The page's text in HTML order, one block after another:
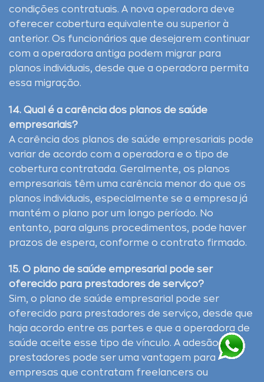
condições contratuais. A nova operadora deve
oferecer cobertura equivalente ou superior à
anterior. Os funcionários que desejarem continuar
com a operadora antiga podem migrar para
planos individuais, desde que a operadora permita
essa migração.
14. Qual é a carência dos planos de saúde
empresariais?
A carência dos planos de saúde empresariais pode
variar de acordo com a operadora e o tipo de
cobertura contratada. Geralmente, os planos
empresariais têm uma carência menor do que os
planos individuais, especialmente se a empresa já
mantém o plano por um longo período. No
entanto, para alguns procedimentos, pode haver
prazos de espera, conforme o contrato firmado.
15. O plano de saúde empresarial pode ser
oferecido para prestadores de serviço?
Sim, o plano de saúde empresarial pode ser
oferecido para prestadores de serviço, desde que
haja acordo entre as partes e que a operadora de
saúde aceite esse tipo de vínculo. A adesão de
prestadores pode ser uma vantagem para
empresas que contratam freelancers ou